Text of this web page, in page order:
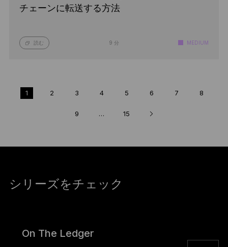
チェーンに転送する方法
読む 9 分 MEDIUM
1 2 3 4 5 6 7 8
9 … 15
シリーズをチェック
On The Ledger